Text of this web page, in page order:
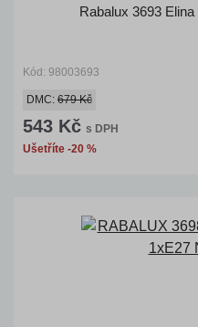
Rabalux 3693
Kód: 98003693
DMC: 679 Kč
543 Kč s DPH
Ušetříte -20 %